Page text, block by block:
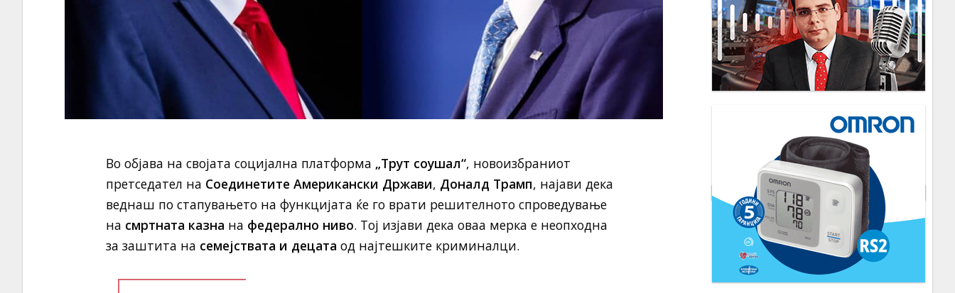
Во објава на својата социјална платформа „Трут соушал“, новоизбраниот
претседател на Соединетите Американски Држави, Доналд Трамп, најави дека
веднаш по стапувањето на функцијата ќе го врати решителното спроведување
на смртната казна на федерално ниво. Тој изјави дека оваа мерка е неопходна
за заштита на семејствата и децата од најтешките криминалци.